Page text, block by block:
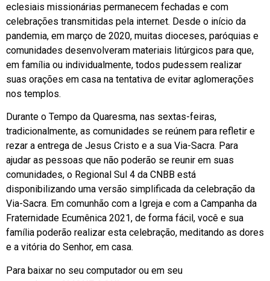
eclesiais missionárias permanecem fechadas e com
celebrações transmitidas pela internet. Desde o início da
pandemia, em março de 2020, muitas dioceses, paróquias e
comunidades desenvolveram materiais litúrgicos para que,
em família ou individualmente, todos pudessem realizar
suas orações em casa na tentativa de evitar aglomerações
nos templos.
Durante o Tempo da Quaresma, nas sextas-feiras,
tradicionalmente, as comunidades se reúnem para refletir e
rezar a entrega de Jesus Cristo e a sua Via-Sacra. Para
ajudar as pessoas que não poderão se reunir em suas
comunidades, o Regional Sul 4 da CNBB está
disponibilizando uma versão simplificada da celebração da
Via-Sacra. Em comunhão com a Igreja e com a Campanha da
Fraternidade Ecumênica 2021, de forma fácil, você e sua
família poderão realizar esta celebração, meditando as dores
e a vitória do Senhor, em casa.
Para baixar no seu computador ou em seu